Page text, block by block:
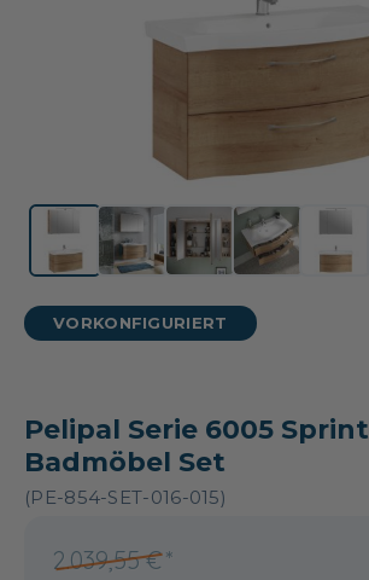
VORKONFIGURIERT
Pelipal Serie 6005 Sprint
Badmöbel Set
(PE-854-SET-016-015)
2.039,55 €